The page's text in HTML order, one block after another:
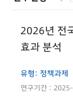
2026년 전
효과 분석
유형: 정책과제
연구기간 :